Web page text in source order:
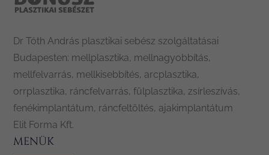
Dr Tóth András plasztikai sebész szolgáltatásai
Budapesten: mellplasztika, mellnagyobbítás,
mellfelvarrás, mellkisebbítés, arcplasztika,
orrplasztika, ráncfelvarrás, fülplasztika, zsírleszívás,
fenékimplantátum, ráncfeltöltés, ajakimplantátum
Elit Forma Kft.
MENÜK